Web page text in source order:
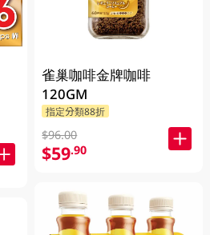
雀巢咖啡金牌咖啡
120GM
指定分類88折
$96.00
$59.90